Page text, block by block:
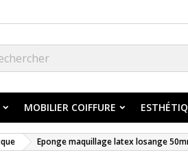
MOBILIER COIFFURE
Eponge maquillage latex losange